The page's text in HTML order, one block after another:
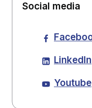
Social media
LinkedIn
Youtube